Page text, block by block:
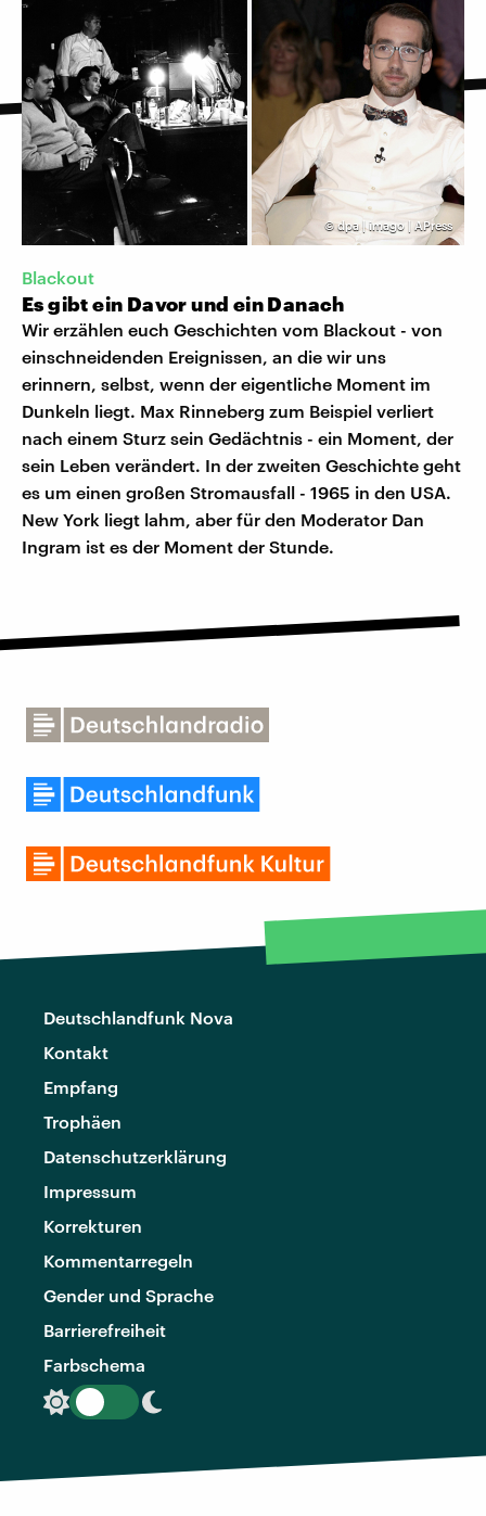
©dpa | imago | APress
Blackout
Es gibt ein Davor und ein Danach
Wir erzählen euch Geschichten vom Blackout - von
einschneidenden Ereignissen, an die wir uns
erinnern, selbst, wenn der eigentliche Moment im
Dunkeln liegt. Max Rinneberg zum Beispiel verliert
nach einem Sturz sein Gedächtnis - ein Moment, der
sein Leben verändert. In der zweiten Geschichte geht
es um einen großen Stromausfall - 1965 in den USA.
New York liegt lahm, aber für den Moderator Dan
Ingram ist es der Moment der Stunde.
Deutschlandfunk Nova
Kontakt
Empfang
Trophäen
Datenschutzerklärung
Impressum
Korrekturen
Kommentarregeln
Gender und Sprache
Barrierefreiheit
Farbschema